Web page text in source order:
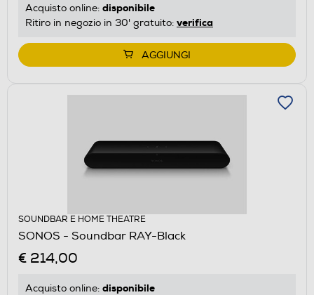
Acquisto online: disponibile
Ritiro in negozio in 30' gratuito: verifica
AGGIUNGI
SOUNDBAR E HOME THEATRE
SONOS - Soundbar RAY-Black
€ 214,00
Acquisto online: disponibile